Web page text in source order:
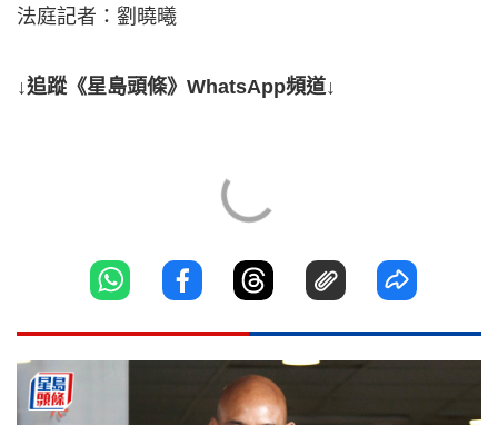
法庭記者：劉曉曦
↓追蹤《星島頭條》WhatsApp頻道↓